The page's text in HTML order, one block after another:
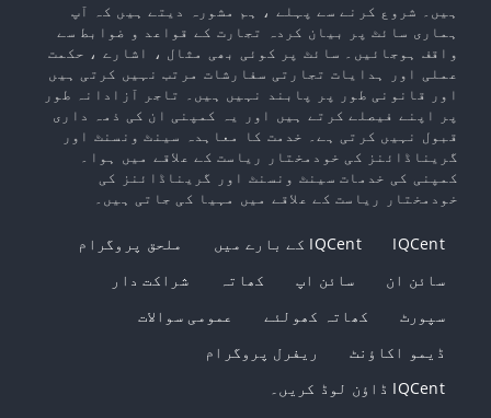
ہیں۔ شروع کرنے سے پہلے ، ہم مشورہ دیتے ہیں کہ آپ
ہماری سائٹ پر بیان کردہ تجارت کے قواعد و ضوابط سے
واقف ہوجائیں۔ سائٹ پر کوئی بھی مثال ، اشارے ، حکمت
عملی اور ہدایات تجارتی سفارشات مرتب نہیں کرتی ہیں
اور قانونی طور پر پابند نہیں ہیں۔ تاجر آزادانہ طور
پر اپنے فیصلے کرتے ہیں اور یہ کمپنی ان کی ذمہ داری
قبول نہیں کرتی ہے۔ خدمت کا معاہدہ سینٹ ونسنٹ اور
گریناڈائنز کی خودمختار ریاست کے علاقے میں ہوا۔
کمپنی کی خدمات سینٹ ونسنٹ اور گریناڈائنز کی
خودمختار ریاست کے علاقے میں مہیا کی جاتی ہیں۔
IQCent IQCent کے بارے میں
ملحق پروگرام
سائن ان
سائن اپ کھاتہ
شراکت دار
سپورٹ
کھاتہ کھولئے
عمومی سوالات
ڈیمو اکاؤنٹ
ریفرل پروگرام
IQCent ڈاؤن لوڈ کریں۔